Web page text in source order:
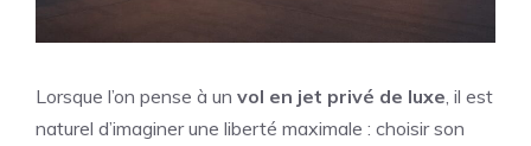
Lorsque l’on pense à un vol en jet privé de luxe , il est
naturel d’imaginer une liberté maximale : choisir son